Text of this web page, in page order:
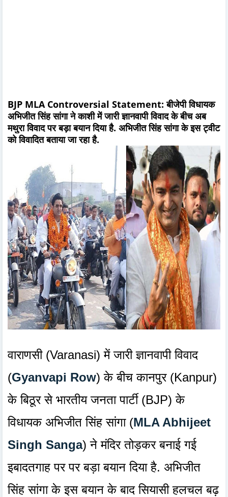
BJP MLA Controversial Statement: बीजेपी विधायक
अभिजीत सिंह सांगा ने काशी में जारी ज्ञानवापी विवाद के बीच अब
मथुरा विवाद पर बड़ा बयान दिया है. अभिजीत सिंह सांगा के इस ट्वीट
को विवादित बताया जा रहा है.
वाराणसी (Varanasi) में जारी ज्ञानवापी विवाद
(Gyanvapi Row) के बीच कानपुर (Kanpur)
के बिठूर से भारतीय जनता पार्टी (BJP) के
विधायक अभिजीत सिंह सांगा (MLA Abhijeet
Singh Sanga) ने मंदिर तोड़कर बनाई गई
इबादतगाह पर पर बड़ा बयान दिया है. अभिजीत
सिंह सांगा के इस बयान के बाद सियासी हलचल बढ़